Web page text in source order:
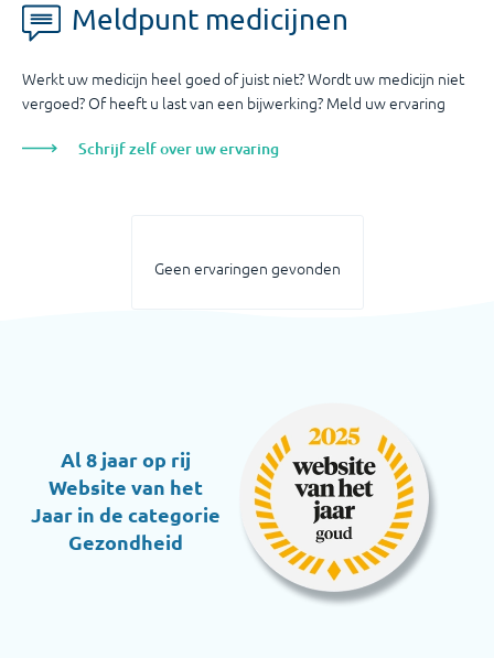
Meldpunt medicijnen
Werkt uw medicijn heel goed of juist niet? Wordt uw medicijn niet
vergoed? Of heeft u last van een bijwerking? Meld uw ervaring
Schrijf zelf over uw ervaring
Geen ervaringen gevonden
Al 8 jaar op rij
Website van het
Jaar in de categorie
Gezondheid